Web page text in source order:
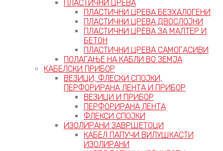
ПЛАСТИЧНИ ЦРЕВА
ПЛАСТИЧНИ ЦРЕВА БЕЗХАЛОГЕНИ
ПЛАСТИЧНИ ЦРЕВА ДВОСЛОЈНИ
ПЛАСТИЧНИ ЦРЕВА ЗА МАЛТЕР И
БЕТОН
ПЛАСТИЧНИ ЦРЕВА САМОГАСИВИ
ПОЛАГАЊЕ НА КАБЛИ ВО ЗЕМЈА
КАБЕЛСКИ ПРИБОР
ВЕЗИЦИ, ФЛЕСКИ СПОЈКИ,
ПЕРФОРИРАНА ЛЕНТА И ПРИБОР
ВЕЗИЦИ И ПРИБОР
ПЕРФОРИРАНА ЛЕНТА
ФЛЕКСИ СПОЈКИ
ИЗОЛИРАНИ ЗАВРШЕТОЦИ
КАБЕЛ ПАПУЧИ ВИЛУШКАСТИ
ИЗОЛИРАНИ